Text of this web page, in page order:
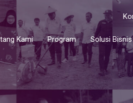
Kami Program Solusi Bisnis